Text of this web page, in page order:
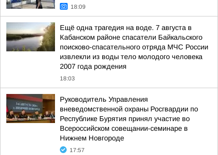
18:09
Ещё одна трагедия на воде. 7 августа в
Кабанском районе спасатели Байкальского
поисково-спасательного отряда МЧС России
извлекли из воды тело молодого человека
2007 года рождения
18:03
Руководитель Управления
вневедомственной охраны Росгвардии по
Республике Бурятия принял участие во
Всероссийском совещании-семинаре в
Нижнем Новгороде
17:57